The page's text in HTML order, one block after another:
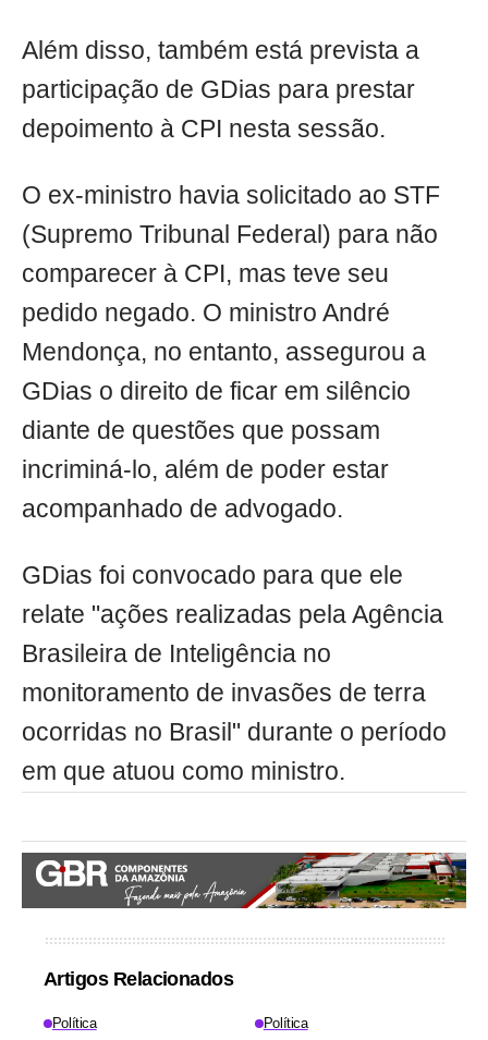
Além disso, também está prevista a
participação de GDias para prestar
depoimento à CPI nesta sessão.
O ex-ministro havia solicitado ao STF
(Supremo Tribunal Federal) para não
comparecer à CPI, mas teve seu
pedido negado. O ministro André
Mendonça, no entanto, assegurou a
GDias o direito de ficar em silêncio
diante de questões que possam
incriminá-lo, além de poder estar
acompanhado de advogado.
GDias foi convocado para que ele
relate "ações realizadas pela Agência
Brasileira de Inteligência no
monitoramento de invasões de terra
ocorridas no Brasil" durante o período
em que atuou como ministro.
Artigos Relacionados
Política Política